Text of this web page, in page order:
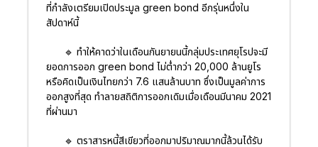
ที่กำลังเตรียมเปิดประมูล green bond อีกรุ่นหนึ่งใน
สัปดาห์นี้
🔹 ทำให้คาดว่าในเดือนกันยายนนี้กลุ่มประเทศยุโรปจะมี
ยอดการออก green bond ไม่ต่ำกว่า 20,000 ล้านยูโร
หรือคิดเป็นเงินไทยกว่า 7.6 แสนล้านบาท ซึ่งเป็นมูลค่าการ
ออกสูงที่สุด ทำลายสถิติการออกเดิมเมื่อเดือนมีนาคม 2021
ที่ผ่านมา
🔹 ตราสารหนี้สีเขียวที่ออกมาปริมาณมากนี้ล้วนได้รับ